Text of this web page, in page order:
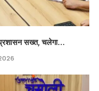
सख्त, चलेगा...